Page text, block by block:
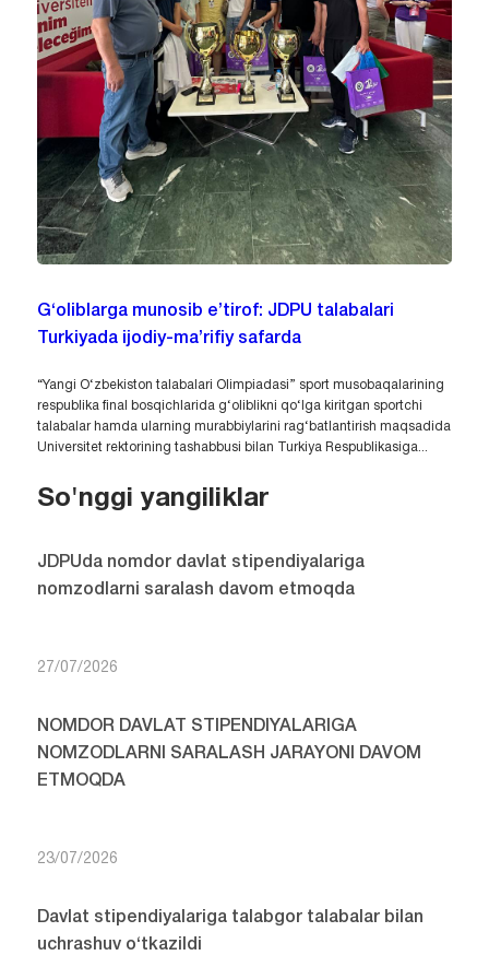
G‘oliblarga munosib e’tirof: JDPU talabalari
Turkiyada ijodiy-ma’rifiy safarda
“Yangi O‘zbekiston talabalari Olimpiadasi” sport musobaqalarining
respublika final bosqichlarida g‘oliblikni qo‘lga kiritgan sportchi
talabalar hamda ularning murabbiylarini rag‘batlantirish maqsadida
Universitet rektorining tashabbusi bilan Turkiya Respublikasiga...
So'nggi yangiliklar
JDPUda nomdor davlat stipendiyalariga
nomzodlarni saralash davom etmoqda
27/07/2026
NOMDOR DAVLAT STIPENDIYALARIGA
NOMZODLARNI SARALASH JARAYONI DAVOM
ETMOQDA
23/07/2026
Davlat stipendiyalariga talabgor talabalar bilan
uchrashuv o‘tkazildi